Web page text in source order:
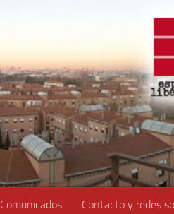
Comunicados Contacto y redes